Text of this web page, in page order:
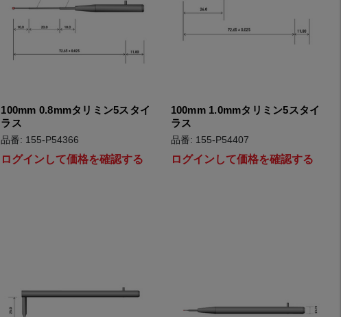
100mm 0.8mmタリミン5スタイ
ラス
品番: 155-P54366
ログインして価格を確認する
100mm 1.0mmタリミン5スタイ
ラス
品番: 155-P54407
ログインして価格を確認する